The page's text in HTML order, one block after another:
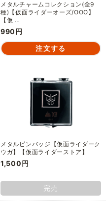
メタルチャームコレクション(全9
種)【仮面ライダーオーズ/OOO】
【仮 …
990円
メタルピンバッジ【仮面ライダーク
ウガ】【仮面ライダーストア】
1,500円
完売